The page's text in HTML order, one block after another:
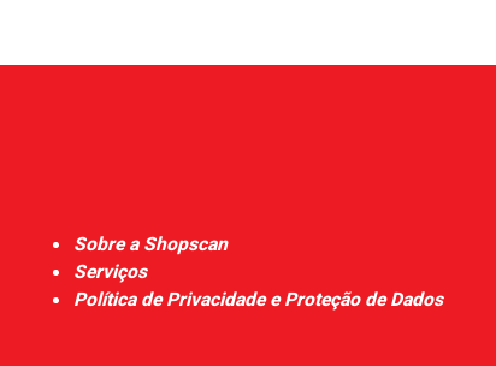
Sobre a Shopscan
Serviços
Política de Privacidade e Proteção de Dados